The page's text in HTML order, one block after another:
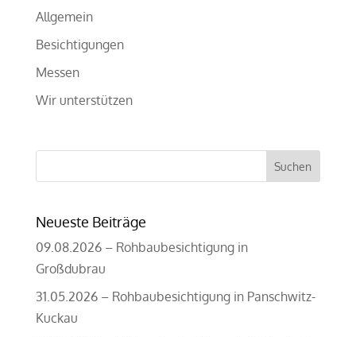
Allgemein
Besichtigungen
Messen
Wir unterstützen
Neueste Beiträge
09.08.2026 – Rohbaubesichtigung in
Großdubrau
31.05.2026 – Rohbaubesichtigung in Panschwitz-
Kuckau